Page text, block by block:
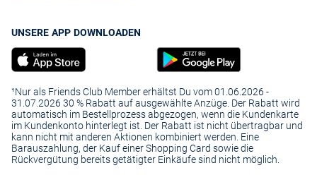
UNSERE APP DOWNLOADEN
¹Nur als Friends Club Member erhältst Du vom 01.06.2026 -
31.07.2026 30 % Rabatt auf ausgewählte Anzüge. Der Rabatt wird
automatisch im Bestellprozess abgezogen, wenn die Kundenkarte
im Kundenkonto hinterlegt ist. Der Rabatt ist nicht übertragbar und
kann nicht mit anderen Aktionen kombiniert werden. Eine
Barauszahlung, der Kauf einer Shopping Card sowie die
Rückvergütung bereits getätigter Einkäufe sind nicht möglich.